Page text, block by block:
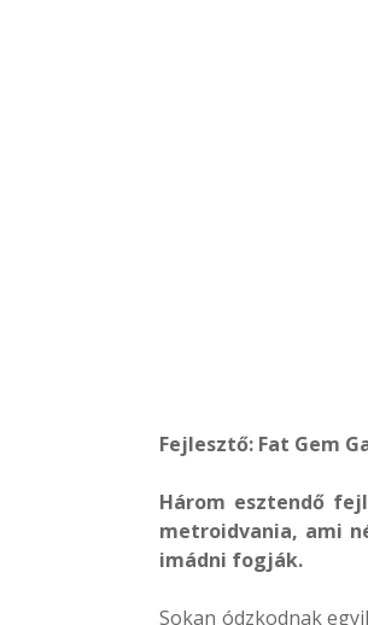
Fejlesztő: Fat Gem
Három esztendő
metroidvania, ami
imádni fogják.
Sokan ódzkodnak